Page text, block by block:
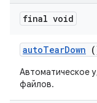
final void
autoTearDown
Автоматическое
файлов.